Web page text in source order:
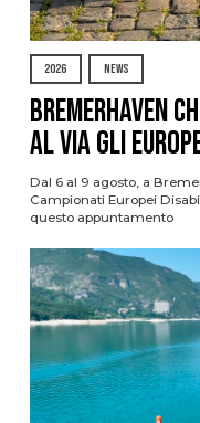
2026 NEWS
Bremerhaven
al via gli
Dal 6 al 9 agosto, a
Campionati Europei
questo appuntamento